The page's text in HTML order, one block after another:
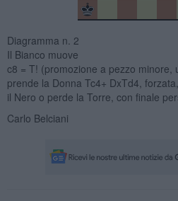
Diagramma n. 2
Il Bianco muove
c8 = T! (promozione a pezzo minore,
prende la Donna Tc4+ DxTd4,
il Nero o perde la Torre, con finale
Carlo Belciani